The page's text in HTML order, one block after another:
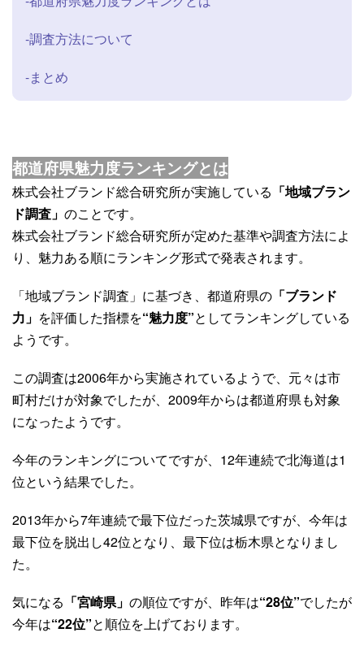
-調査方法について
-まとめ
都道府県魅力度ランキングとは
株式会社ブランド総合研究所が実施している 「地域ブラン
ド調査」 のことです。
株式会社ブランド総合研究所が定めた基準や調査方法によ
り、魅力ある順にランキング形式で発表されます。
「地域ブランド調査」に基づき、都道府県の 「ブランド
力」 を評価した指標を“魅力度”としてランキングしている
ようです。
この調査は2006年から実施されているようで、元々は市
町村だけが対象でしたが、2009年からは都道府県も対象
になったようです。
今年のランキングについてですが、12年連続で北海道は1
位という結果でした。
2013年から7年連続で最下位だった茨城県ですが、今年は
最下位を脱出し42位となり、最下位は栃木県となりまし
た。
気になる 「宮崎県」 の順位ですが、昨年は“28位”でしたが
今年は“22位”と順位を上げております。